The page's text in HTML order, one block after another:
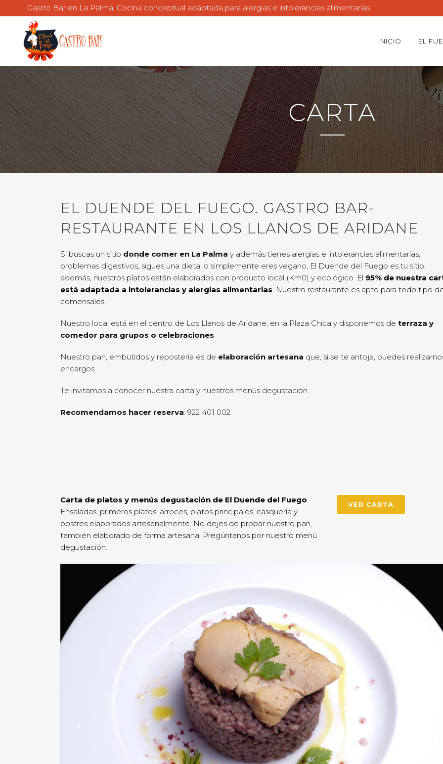
Gastro Bar en La Palma. Cocina conceptual adaptada para alergias e intolerancias alimentarias
INICIO EL
CARTA
EL DUENDE DEL FUEGO. GASTRO BAR-
RESTAURANTE EN LOS LLANOS DE ARIDANE
Si buscas un sitio donde comer en La Palma y además tienes alergias e intolerancias alimentarias,
problemas digestivos, sigues una dieta, o simplemente eres vegano, El Duende del Fuego es tu sitio,
además, nuestros platos están elaborados con producto local (Km0) y ecológico. El 95% de nuestra
está adaptada a intolerancias y alergias alimentarias. Nuestro restaurante es apto para todo tipo
comensales.
Nuestro local está en el centro de Los Llanos de Aridane, en la Plaza Chica y disponemos de terraza y
comedor para grupos o celebraciones.
Nuestro pan, embutidos y repostería es de elaboración artesana que, si se te antoja, puedes
encargos.
Te invitamos a conocer nuestra carta y nuestros menús degustación.
Recomendamos hacer reserva: 922 401 002
Carta de platos y menús degustación de El Duende del Fuego.
Ensaladas, primeros platos, arroces, platos principales, casquería y
postres elaborados artesanalmente. No dejes de probar nuestro pan,
también elaborado de forma artesana. Pregúntanos por nuestro menú
degustación.
VER CARTA